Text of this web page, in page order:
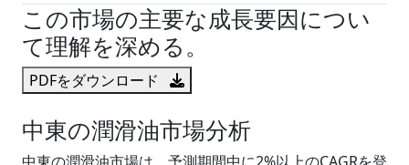
この市場の主要な成長要因につい
て理解を深める。
PDFをダウンロード
中東の潤滑油市場分析